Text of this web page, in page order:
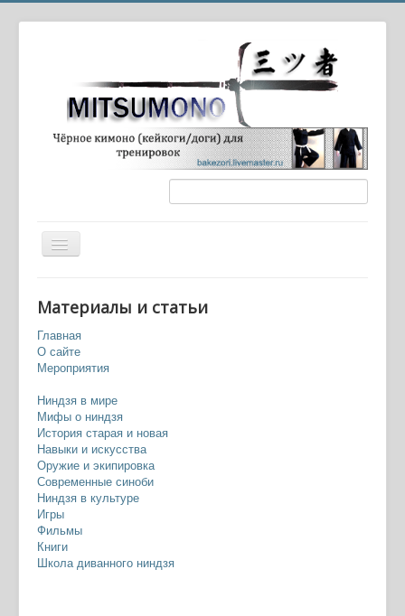
Вы здесь:
Мэцубуси, ганцубуси (слепящие смеси)
Материалы и статьи
Главная
О сайте
Мероприятия
Ниндзя в мире
Мифы о ниндзя
История старая и новая
Навыки и искусства
Оружие и экипировка
Современные синоби
Ниндзя в культуре
Игры
Фильмы
Книги
Школа диванного ниндзя